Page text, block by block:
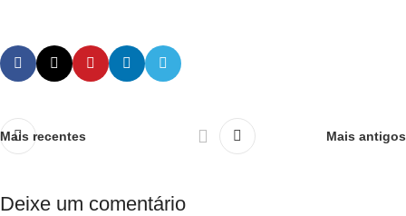
Mais recentes Mais antigos
Deixe um comentário